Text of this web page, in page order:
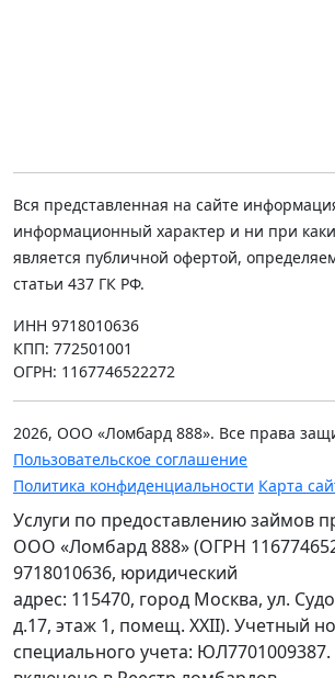
Вся представленная на сайте
информационный характер и ни при
является публичной офертой,
статьи 437 ГК РФ.
ИНН 9718010636
КПП: 772501001
ОГРН: 1167746522272
2026, ООО «Ломбард 888». Все права
Пользовательское соглашение
Политика конфиденциальности Карта
Услуги по предоставлению займов
ООО «Ломбард 888» (ОГРН
9718010636, юридический
адрес: 115470, город Москва, ул.
д.17, этаж 1, помещ. XXII). Учетный
специального учета: